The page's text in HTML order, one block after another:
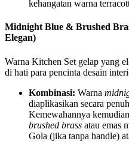
kehangatan warna
Midnight Blue & Brushed
Elegan)
Warna Kitchen Set gelap yang
di hati para pencinta desain
Kombinasi: Warna
diaplikasikan secara
Kemewahannya
brushed brass atau emas
Gola (jika tanpa handle)